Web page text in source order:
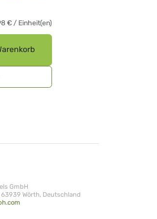
€/ Einheit(en)
GmbH
Wörth, Deutschland